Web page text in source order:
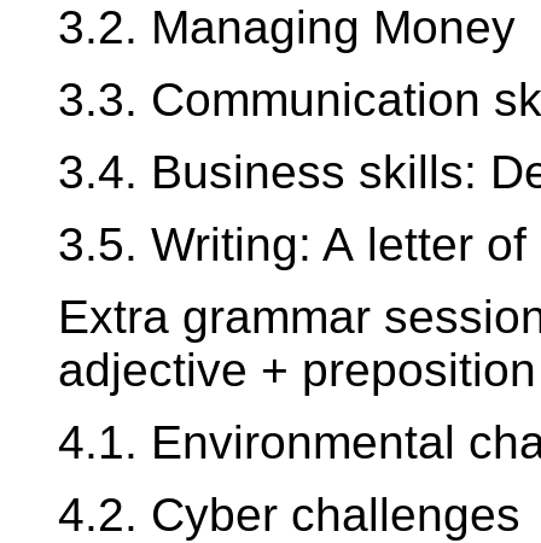
3.2. Managing Money
3.3. Communication
3.4. Business skills:
3.5. Writing: A letter
Extra grammar
adjective +
4.1. Environmental
4.2. Cyber challenges